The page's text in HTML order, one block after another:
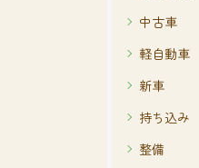
中古車
軽自動車
新車
持ち込み
整備